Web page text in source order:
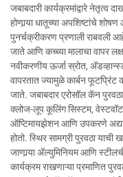
जबाबदारी कार्यक्रमांद्वारे नेतृत्व
होणार्‍या धातूच्या अपशिष्टांचे
पुनर्चक्रीकरण प्रणाली राबवली
जाते आणि कच्च्या मालाचा वापर
नवीकरणीय ऊर्जा स्रोत,
वापरतात ज्यामुळे कार्बन फूटप्रिंट
जाते. जबाबदार एरोसॉल कॅन
क्लोज-लूप कूलिंग सिस्टम,
ऑप्टिमायझेशन आणि उपकरणे
होतो. स्थिर सामग्री पुरवठा याची
जाणार्‍या अ‍ॅल्युमिनियम आणि
कार्यक्रम राखणाऱ्या प्रमाणित